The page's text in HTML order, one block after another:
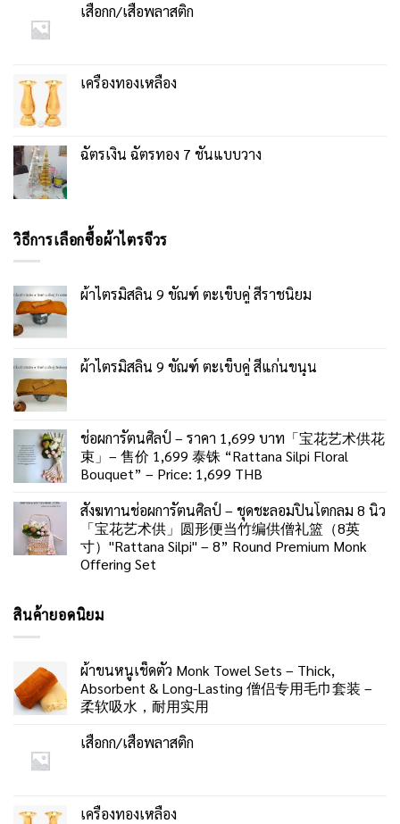
เสื่อกก/เสื่อพลาสติก
เครื่องทองเหลือง
ฉัตรเงิน ฉัตรทอง 7 ชั้นแบบวาง
วิธีการเลือกซื้อผ้าไตรจีวร
ผ้าไตรมิสลิน 9 ขัณฑ์ ตะเข็บคู่ สีราชนิยม
ผ้าไตรมิสลิน 9 ขัณฑ์ ตะเข็บคู่ สีแก่นขนุน
ช่อผการัตนศิลป์ – ราคา 1,699 บาท「宝花艺术供花
束」– 售价 1,699 泰铢 “Rattana Silpi Floral
Bouquet” – Price: 1,699 THB
สังฆทานช่อผการัตนศิลป์ – ชุดชะลอมปิ่นโตกลม 8 นิ้ว
「宝花艺术供」圆形便当竹编供僧礼篮（8英
寸）"Rattana Silpi" – 8” Round Premium Monk
Offering Set
สินค้ายอดนิยม
ผ้าขนหนูเช็ดตัว Monk Towel Sets – Thick,
Absorbent & Long-Lasting 僧侣专用毛巾套装 –
柔软吸水，耐用实用
เสื่อกก/เสื่อพลาสติก
เครื่องทองเหลือง